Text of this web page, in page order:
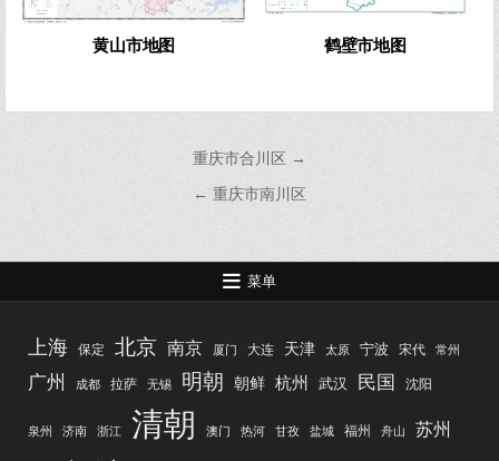
黄山市地图 鹤壁市地图
航
重庆市合川区 →
← 重庆市南川区
菜单
上海 保定 北京 南京 厦门 大连 天津 太原 宁波 宋代 常州
广州 成都 拉萨 无锡 明朝 朝鲜 杭州 武汉 民国 沈阳
泉州 济南 浙江 清朝 澳门 热河 甘孜 盐城 福州 舟山 苏州